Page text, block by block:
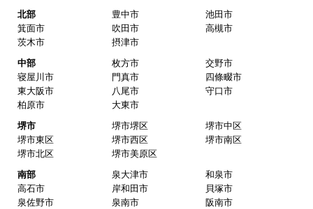
北部
豊中市
池田市
箕面市
吹田市
高槻市
茨木市
摂津市
中部
枚方市
交野市
寝屋川市
門真市
四條畷市
東大阪市
八尾市
守口市
柏原市
大東市
堺市
堺市堺区
堺市中区
堺市東区
堺市西区
堺市南区
堺市北区
堺市美原区
南部
泉大津市
和泉市
高石市
岸和田市
貝塚市
泉佐野市
泉南市
阪南市